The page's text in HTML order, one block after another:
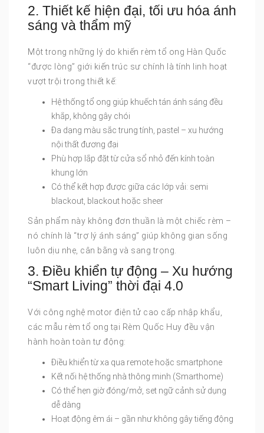
2. Thiết kế hiện đại, tối ưu hóa ánh
sáng và thẩm mỹ
Một trong những lý do khiến rèm tổ ong Hàn Quốc
“được lòng” giới kiến trúc sư chính là tính linh hoạt
vượt trội trong thiết kế:
Hệ thống tổ ong giúp khuếch tán ánh sáng đều
khắp, không gây chói
Đa dạng màu sắc trung tính, pastel – xu hướng
nội thất đương đại
Phù hợp lắp đặt từ cửa sổ nhỏ đến kính toàn
khung lớn
Có thể kết hợp được giữa các lớp vải: semi
blackout, blackout hoặc sheer
Sản phẩm này không đơn thuần là một chiếc rèm –
nó chính là “trợ lý ánh sáng” giúp không gian sống
luôn dịu nhẹ, cân bằng và sang trọng.
3. Điều khiển tự động – Xu hướng
“Smart Living” thời đại 4.0
Với công nghệ motor điện tử cao cấp nhập khẩu,
các mẫu rèm tổ ong tại Rèm Quốc Huy đều vận
hành hoàn toàn tự động:
Điều khiển từ xa qua remote hoặc smartphone
Kết nối hệ thống nhà thông minh (Smarthome)
Có thể hẹn giờ đóng/mở, set ngữ cảnh sử dụng
dễ dàng
Hoạt động êm ái – gần như không gây tiếng động